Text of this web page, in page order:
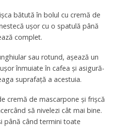
bătută în bolul cu cremă de
ușor cu o spatulă până
complet.
sau rotund, așează un
înmuiate în cafea și asigură-
suprafață a acestuia.
cremă de mascarpone și frișcă
să nivelezi cât mai bine.
până când termini toate